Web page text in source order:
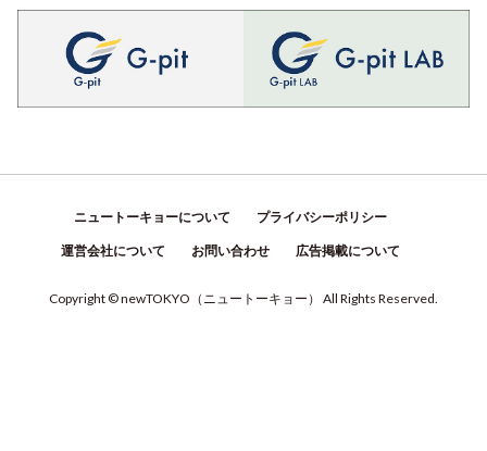
ニュートーキョーについて プライバシーポリシー
運営会社について お問い合わせ 広告掲載について
Copyright © newTOKYO （ ニュートーキョー ） All Rights Reserved.